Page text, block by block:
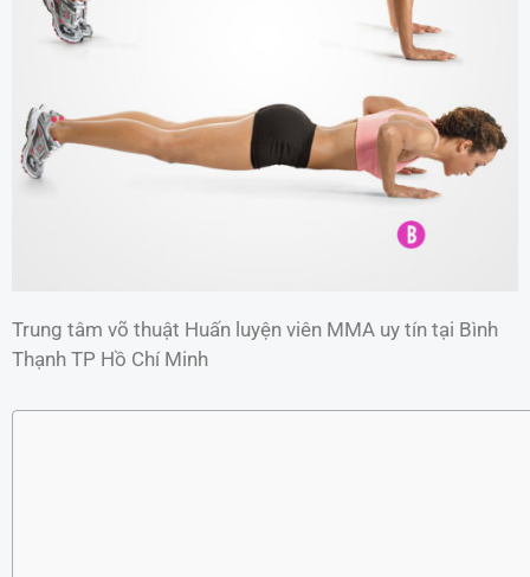
Trung tâm võ thuật Huấn luyện viên MMA uy tín tại Bình
Thạnh TP Hồ Chí Minh